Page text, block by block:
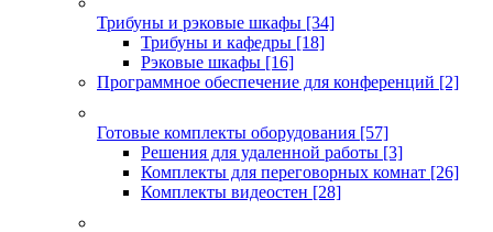
Трибуны и рэковые шкафы [34]
Трибуны и кафедры [18]
Рэковые шкафы [16]
Программное обеспечение для конференций [2]
Готовые комплекты оборудования [57]
Решения для удаленной работы [3]
Комплекты для переговорных комнат [26]
Комплекты видеостен [28]